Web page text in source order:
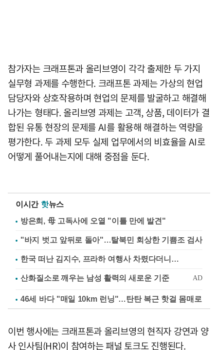
참가자는 크래프톤과 올리브영이 각각 출제한 두 가지
실무형 과제를 수행한다. 크래프톤 과제는 가상의 현업
담당자와 상호작용하며 현업의 문제를 발굴하고 해결해
나가는 형태다. 올리브영 과제는 고객, 상품, 데이터가 결
합된 유통 현장의 문제를 AI를 활용해 해결하는 역량을
평가한다. 두 과제 모두 실제 업무에서의 비효율을 AI로
어떻게 풀어내는지에 대해 중점을 둔다.
이시간 핫뉴스
방은희, 母 고독사에 오열 "이틀 만에 발견"
"바지 벗고 앞뒤로 돌아"…탈북민 회상한 기쁨조 검사
한국 떠난 김지수, 프라하 여행사 차렸다더니…
46세 바다 "매일 10km 런닝"…탄탄 복근 핫걸 몸매로
이번 행사에는 크래프톤과 올리브영의 현직자 강연과 양
사 인사팀(HR)이 참여하는 패널 토크도 진행된다.